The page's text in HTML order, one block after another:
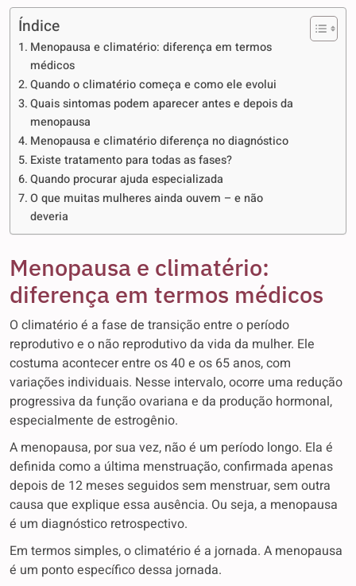
Índice
Menopausa e climatério: diferença em termos
médicos
Quando o climatério começa e como ele evolui
Quais sintomas podem aparecer antes e depois da
menopausa
Menopausa e climatério diferença no diagnóstico
Existe tratamento para todas as fases?
Quando procurar ajuda especializada
O que muitas mulheres ainda ouvem – e não
deveria
Menopausa e climatério:
diferença em termos médicos
O climatério é a fase de transição entre o período
reprodutivo e o não reprodutivo da vida da mulher. Ele
costuma acontecer entre os 40 e os 65 anos, com
variações individuais. Nesse intervalo, ocorre uma redução
progressiva da função ovariana e da produção hormonal,
especialmente de estrogênio.
A menopausa, por sua vez, não é um período longo. Ela é
definida como a última menstruação, confirmada apenas
depois de 12 meses seguidos sem menstruar, sem outra
causa que explique essa ausência. Ou seja, a menopausa
é um diagnóstico retrospectivo.
Em termos simples, o climatério é a jornada. A menopausa
é um ponto específico dessa jornada.